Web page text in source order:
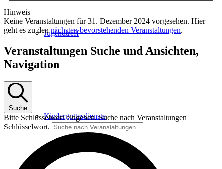
Jugendtreff
Kindergottesdienste
Hinweis
Keine Veranstaltungen für 31. Dezember 2024 vorgesehen. Hier
geht es zu dennächsten bevorstehenden Veranstaltungen.
Veranstaltungen Suche und Ansichten,
Navigation
Suche
Bitte Schlüsselwort eingeben. Suche nach Veranstaltungen
Schlüsselwort.